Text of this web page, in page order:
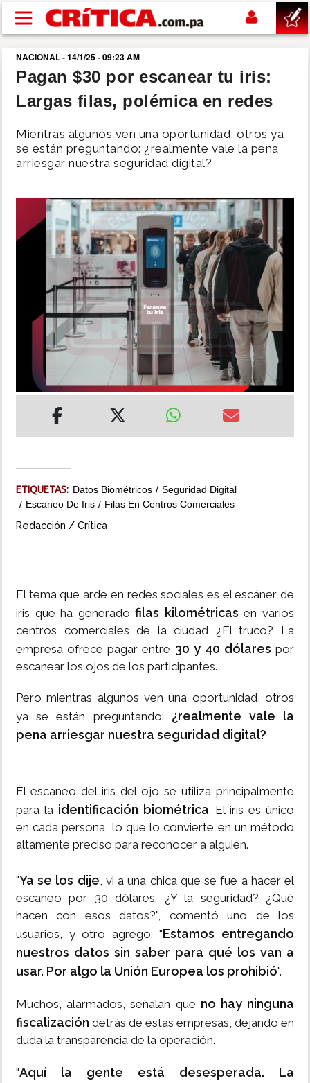
Pasar al contenido principal
buscar
SUCESOS
NACIONAL
DEPORTES
MUNDO
INSÓLITAS
MULTIMEDIA
IMPRESO
NACIONAL - 14/1/25 - 09:23 AM
Pagan $30 por escanear tu iris:
Largas filas, polémica en redes
Mientras algunos ven una oportunidad, otros ya
se están preguntando: ¿realmente vale la pena
arriesgar nuestra seguridad digital?
ETIQUETAS: Datos Biométricos
Seguridad Digital
Escaneo De Iris
Filas En Centros Comerciales
Redacción / Crítica
El tema que arde en redes sociales es el escáner de
iris que ha generadofilas kilométricas en varios
centros comerciales de la ciudad ¿El truco? La
empresa ofrece pagar entre 30 y 40 dólares por
escanear los ojos de los participantes.
Pero mientras algunos ven una oportunidad, otros
ya se están preguntando: ¿realmente vale la
pena arriesgar nuestra seguridad digital?
El escaneo del iris del ojo se utiliza principalmente
para la identificación biométrica. El iris es único
en cada persona, lo que lo convierte en un método
altamente preciso para reconocer a alguien.
"Ya se los dije, vi a una chica que se fue a hacer el
escaneo por 30 dólares. ¿Y la seguridad? ¿Qué
hacen con esos datos?", comentó uno de los
usuarios, y otro agregó: "Estamos entregando
nuestros datos sin saber para qué los van a
usar. Por algo la Unión Europea los prohibió".
Muchos, alarmados, señalan que no hay ninguna
fiscalización detrás de estas empresas, dejando en
duda la transparencia de la operación.
"Aquí la gente está desesperada. La